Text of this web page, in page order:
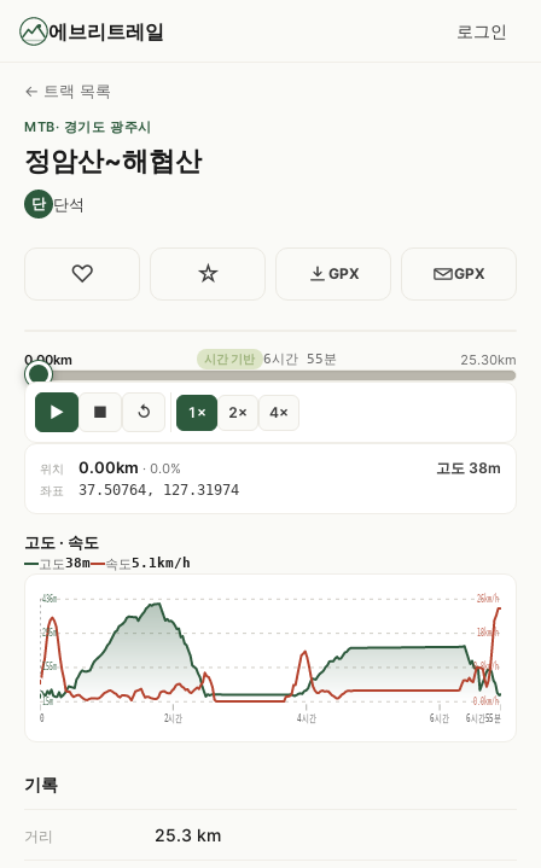
에브리트레일 로그인
← 트랙 목록
MTB· 경기도 광주시
정암산~해협산
단 단석
♡ ☆ GPX GPX
0.00km 시간 기반 6시간 55분 25.30km
▶ ■ ↺ 1× 2× 4×
위치 0.00km · 0.0% 고도 38m
좌표 37.50764, 127.31974
고도 · 속도
고도38m 속도5.1km/h
0 2시간 4시간 6시간 6시간55분
436m
295m
155m
15m
26km/h
18km/h
8.8km/h
0.0km/h
기록
거리 25.3 km